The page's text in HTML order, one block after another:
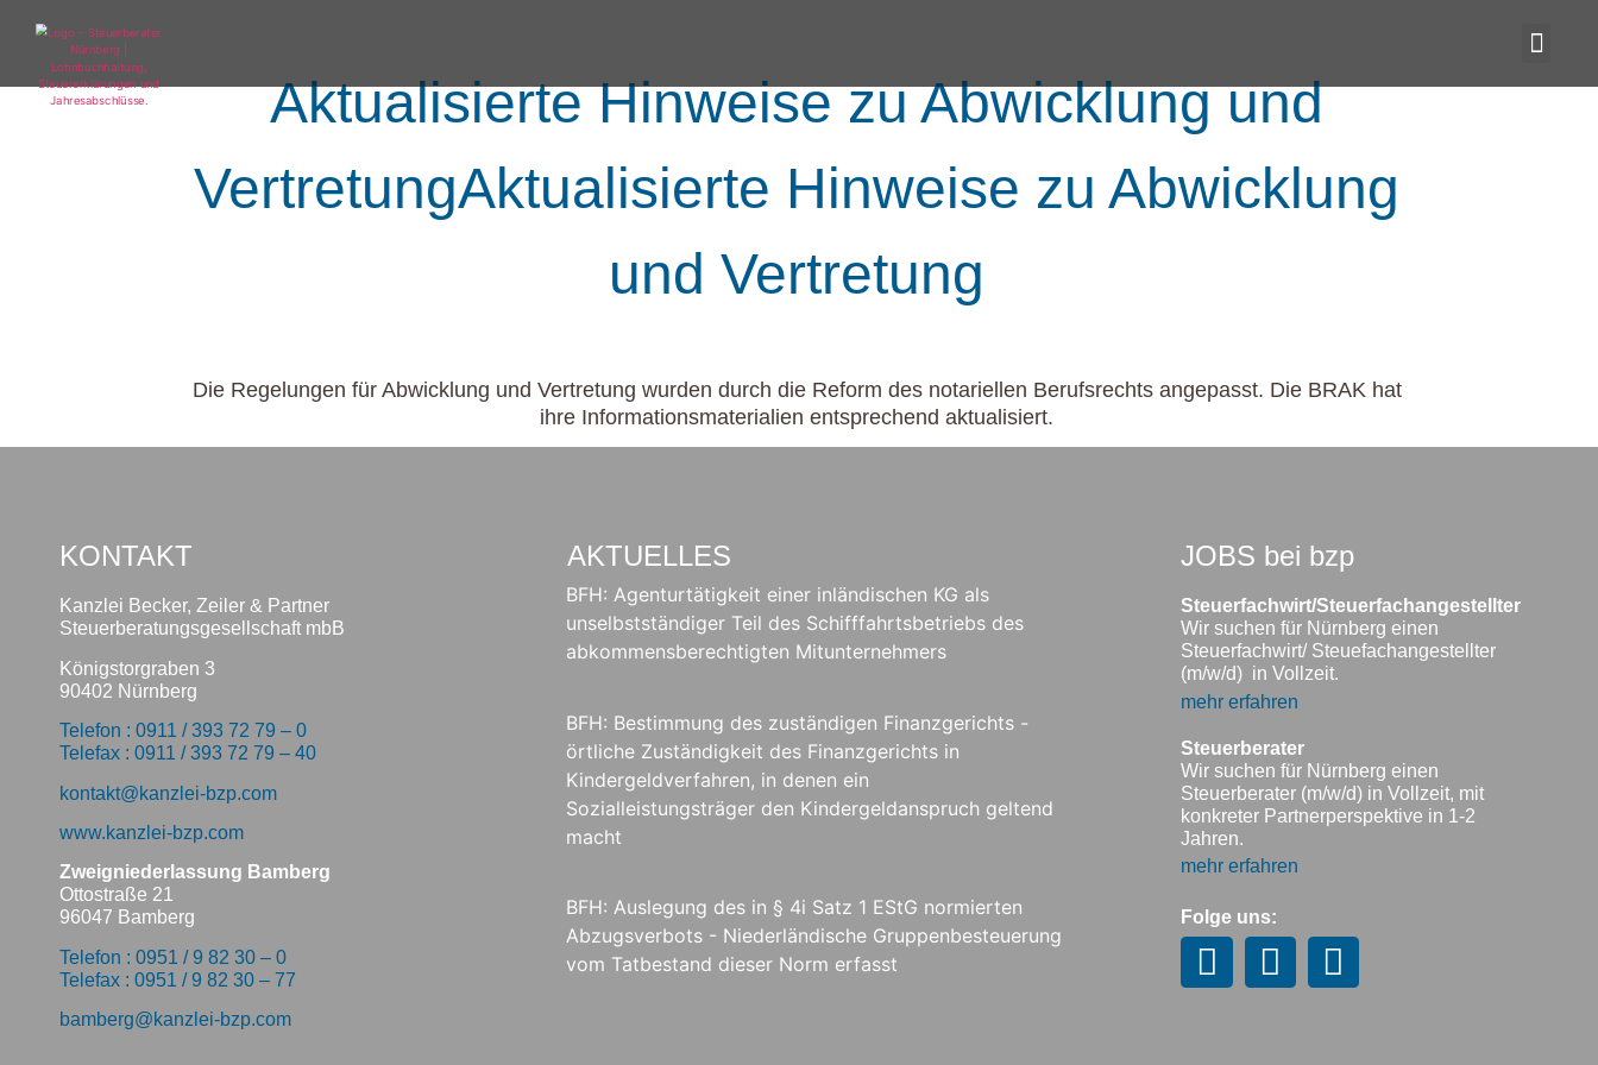
Aktualisierte Hinweise zu Abwicklung und
VertretungAktualisierte Hinweise zu Abwicklung
und Vertretung
Die Regelungen für Abwicklung und Vertretung wurden durch die Reform des notariellen Berufsrechts angepasst. Die BRAK hat
ihre Informationsmaterialien entsprechend aktualisiert.
KONTAKT
Kanzlei Becker, Zeiler & Partner
Steuerberatungsgesellschaft mbB
Königstorgraben 3
90402 Nürnberg
Telefon : 0911 / 393 72 79 – 0
Telefax : 0911 / 393 72 79 – 40
kontakt@kanzlei-bzp.com
www.kanzlei-bzp.com
Zweigniederlassung Bamberg
Ottostraße 21
96047 Bamberg
Telefon : 0951 / 9 82 30 – 0
Telefax : 0951 / 9 82 30 – 77
bamberg@kanzlei-bzp.com
AKTUELLES
BFH: Agenturtätigkeit einer inländischen KG als
unselbstständiger Teil des Schifffahrtsbetriebs des
abkommensberechtigten Mitunternehmers
BFH: Bestimmung des zuständigen Finanzgerichts -
örtliche Zuständigkeit des Finanzgerichts in
Kindergeldverfahren, in denen ein
Sozialleistungsträger den Kindergeldanspruch geltend
macht
BFH: Auslegung des in § 4i Satz 1 EStG normierten
Abzugsverbots - Niederländische Gruppenbesteuerung
vom Tatbestand dieser Norm erfasst
JOBS bei bzp
Steuerfachwirt/Steuerfachangestellter
Wir suchen für Nürnberg einen
Steuerfachwirt/ Steuefachangestellter
(m/w/d) in Vollzeit.
mehr erfahren
Steuerberater
Wir suchen für Nürnberg einen
Steuerberater (m/w/d) in Vollzeit, mit
konkreter Partnerperspektive in 1-2
Jahren.
mehr erfahren
Folge uns: